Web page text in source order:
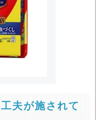
夫が施されて